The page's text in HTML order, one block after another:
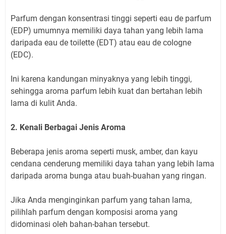
Parfum dengan konsentrasi tinggi seperti eau de parfum
(EDP) umumnya memiliki daya tahan yang lebih lama
daripada eau de toilette (EDT) atau eau de cologne
(EDC).
Ini karena kandungan minyaknya yang lebih tinggi,
sehingga aroma parfum lebih kuat dan bertahan lebih
lama di kulit Anda.
2. Kenali Berbagai Jenis Aroma
Beberapa jenis aroma seperti musk, amber, dan kayu
cendana cenderung memiliki daya tahan yang lebih lama
daripada aroma bunga atau buah-buahan yang ringan.
Jika Anda menginginkan parfum yang tahan lama,
pilihlah parfum dengan komposisi aroma yang
didominasi oleh bahan-bahan tersebut.